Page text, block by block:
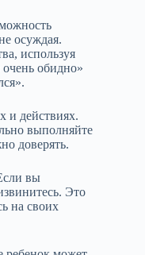
осуждая.
используя
обидно»
и действиях.
выполняйте
доверять.
вы
Это
на своих